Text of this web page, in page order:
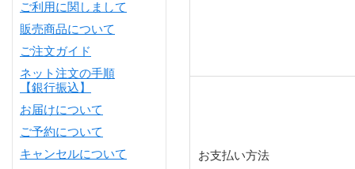
ご利用に関しまして
販売商品について
ご注文ガイド
ネット注文の手順
【銀行振込】
お届けについて
ご予約について
キャンセルについて
お支払い方法